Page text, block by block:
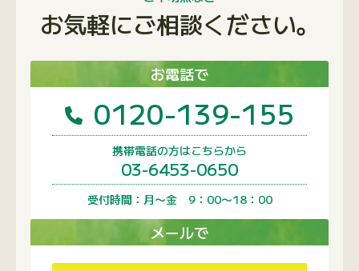
お気軽にご相談ください。
お電話で
0120-139-155
携帯電話の方はこちらから
03-6453-0650
受付時間：月〜金 9：00〜18：00
メールで